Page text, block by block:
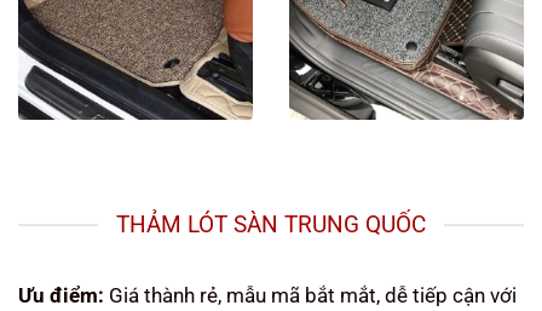
THẢM LÓT SÀN TRUNG QUỐC
Ưu điểm: Giá thành rẻ, mẫu mã bắt mắt, dễ tiếp cận với